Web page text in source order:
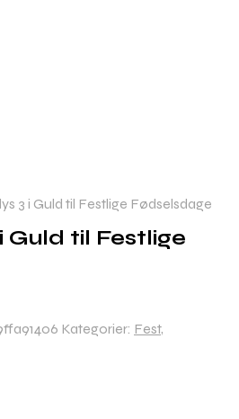
3 i Guld til Festlige Fødselsdage
Guld til Festlige
Kategorier: Fest,